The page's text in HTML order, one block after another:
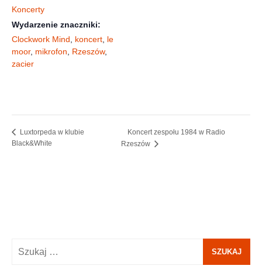
Koncerty
Wydarzenie znaczniki:
Clockwork Mind
koncert le
moor, mikrofon Rzeszów,
zacier
Luxtorpeda w klubie
Black&White
Koncert zespołu 1984 w Radio
Rzeszów